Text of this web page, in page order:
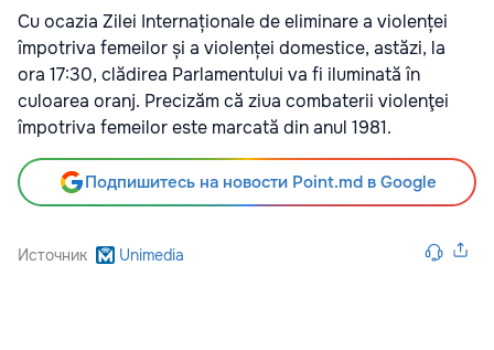
Cu ocazia Zilei Internaționale de eliminare a violenței
împotriva femeilor și a violenței domestice, astăzi, la
ora 17:30, clădirea Parlamentului va fi iluminată în
culoarea oranj. Precizăm că ziua combaterii violenţei
împotriva femeilor este marcată din anul 1981.
Подпишитесь на новости Point.md в Google
Источник Unimedia